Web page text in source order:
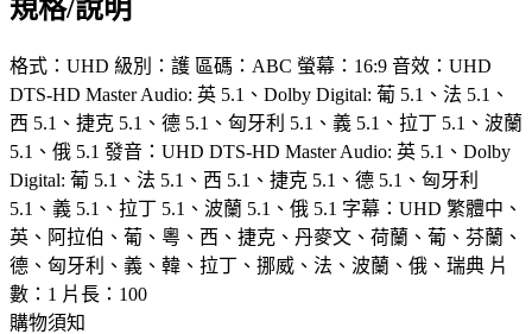
規格/說明
格式：UHD 級別：護 區碼：ABC 螢幕：16:9 音效：UHD
DTS-HD Master Audio: 英 5.1、Dolby Digital: 葡 5.1、法 5.1、
西 5.1、捷克 5.1、德 5.1、匈牙利 5.1、義 5.1、拉丁 5.1、波蘭
5.1、俄 5.1 發音：UHD DTS-HD Master Audio: 英 5.1、Dolby
Digital: 葡 5.1、法 5.1、西 5.1、捷克 5.1、德 5.1、匈牙利
5.1、義 5.1、拉丁 5.1、波蘭 5.1、俄 5.1 字幕：UHD 繁體中、
英、阿拉伯、葡、粵、西、捷克、丹麥文、荷蘭、葡、芬蘭、
德、匈牙利、義、韓、拉丁、挪威、法、波蘭、俄、瑞典 片
數：1 片長：100
購物須知